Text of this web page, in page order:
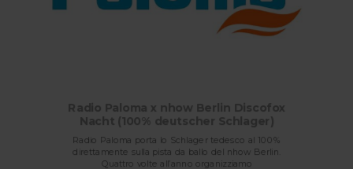
Radio Paloma x nhow Berlin Discofox
Nacht (100% deutscher Schlager)
Radio Paloma porta lo Schlager tedesco al 100%
direttamente sulla pista da ballo del nhow Berlin.
Quattro volte all’anno organizziamo